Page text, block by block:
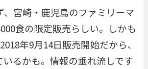
、宮崎・鹿児島のファミリーマ
食の限定販売らしい。しかも
年9月14日販売開始だから、
いるかも。情報の垂れ流しです